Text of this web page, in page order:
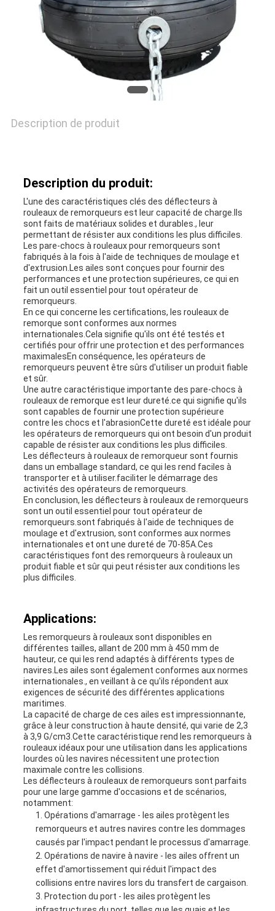
QUALITÉ
CONTACTEZ-
NOUVELLES
PLAN
SITE
PRIVACY
POLICY
Description de produit
Description du produit:
L'une des caractéristiques clés des déflecteurs à
rouleaux de remorqueurs est leur capacité de charge.Ils
sont faits de matériaux solides et durables., leur
permettant de résister aux conditions les plus difficiles.
Les pare-chocs à rouleaux pour remorqueurs sont
fabriqués à la fois à l'aide de techniques de moulage et
d'extrusion.Les ailes sont conçues pour fournir des
performances et une protection supérieures, ce qui en
fait un outil essentiel pour tout opérateur de
remorqueurs.
En ce qui concerne les certifications, les rouleaux de
remorque sont conformes aux normes
internationales.Cela signifie qu'ils ont été testés et
certifiés pour offrir une protection et des performances
maximalesEn conséquence, les opérateurs de
remorqueurs peuvent être sûrs d'utiliser un produit fiable
et sûr.
Une autre caractéristique importante des pare-chocs à
rouleaux de remorque est leur dureté.ce qui signifie qu'ils
sont capables de fournir une protection supérieure
contre les chocs et l'abrasionCette dureté est idéale pour
les opérateurs de remorqueurs qui ont besoin d'un produit
capable de résister aux conditions les plus difficiles.
Les déflecteurs à rouleaux de remorqueur sont fournis
dans un emballage standard, ce qui les rend faciles à
transporter et à utiliser.faciliter le démarrage des
activités des opérateurs de remorqueurs.
En conclusion, les déflecteurs à rouleaux de remorqueurs
sont un outil essentiel pour tout opérateur de
remorqueurs.sont fabriqués à l'aide de techniques de
moulage et d'extrusion, sont conformes aux normes
internationales et ont une dureté de 70-85A.Ces
caractéristiques font des remorqueurs à rouleaux un
produit fiable et sûr qui peut résister aux conditions les
plus difficiles.
Applications:
Les remorqueurs à rouleaux sont disponibles en
différentes tailles, allant de 200 mm à 450 mm de
hauteur, ce qui les rend adaptés à différents types de
navires.Les ailes sont également conformes aux normes
internationales., en veillant à ce qu'ils répondent aux
exigences de sécurité des différentes applications
maritimes.
La capacité de charge de ces ailes est impressionnante,
grâce à leur construction à haute densité, qui varie de 2,3
à 3,9 G/cm3.Cette caractéristique rend les remorqueurs à
rouleaux idéaux pour une utilisation dans les applications
lourdes où les navires nécessitent une protection
maximale contre les collisions.
Les déflecteurs à rouleaux de remorqueurs sont parfaits
pour une large gamme d'occasions et de scénarios,
notamment:
Opérations d'amarrage - les ailes protègent les
remorqueurs et autres navires contre les dommages
causés par l'impact pendant le processus d'amarrage.
Opérations de navire à navire - les ailes offrent un
effet d'amortissement qui réduit l'impact des
collisions entre navires lors du transfert de cargaison.
Protection du port - les ailes protègent les